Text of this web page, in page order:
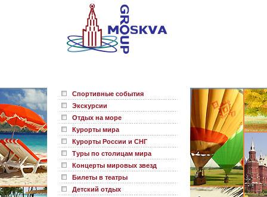
Спортивные события
Экскурсии
Отдых на море
Курорты мира
Курорты России и СНГ
Туры по столицам мира
Концерты мировых звезд
Билеты в театры
Детский отдых